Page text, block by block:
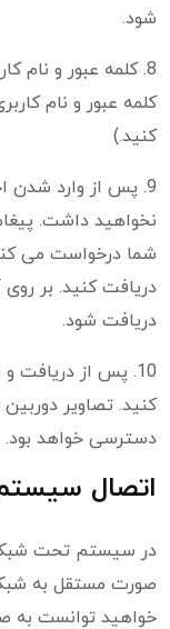
شود.
کنید.)
9. پس از وارد شدن
نخواهید داشت.
دریافت شود.
کنید. تصاویر
دسترسی خواهد بود.
اتصال
در سیستم تحت شبکه
صورت مستقل به
خواهید توانست به